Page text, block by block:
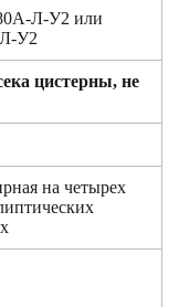
Л-У2 или
У2
цистерны, не
на четырех